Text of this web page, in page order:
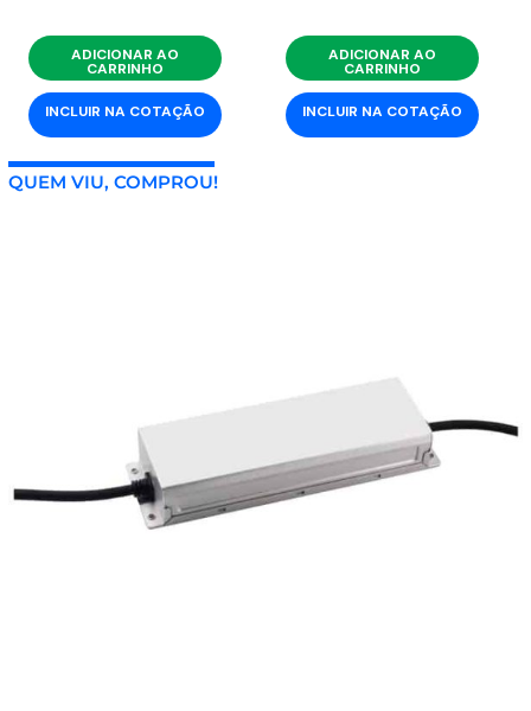
ADICIONAR AO
CARRINHO
INCLUIR NA COTAÇÃO
ADICIONAR AO
CARRINHO
INCLUIR NA COTAÇÃO
QUEM VIU, COMPROU!